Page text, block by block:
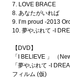
7. LOVE BRACE
8. あなたがいれば
9. I’m proud -2013
10. 夢やぶれて -I
【DVD】
「I BELIEVE 」 （
「夢やぶれて -I
フィルム (仮)